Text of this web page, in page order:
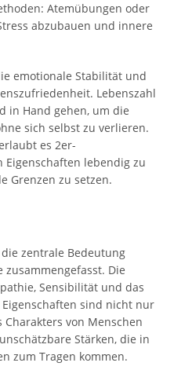
Atemübungen oder
abzubauen und innere
emotionale Stabilität und
Lebenszahl
in Hand gehen, um die
sich selbst zu verlieren.
es 2er-
Eigenschaften lebendig zu
Grenzen zu setzen.
zentrale Bedeutung
Die
Sensibilität und das
sind nicht nur
von Menschen
Stärken, die in
zum Tragen kommen.